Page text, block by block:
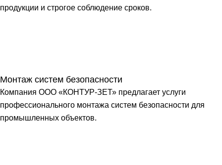
продукции и строгое соблюдение сроков.
Монтаж систем безопасности
Компания ООО «КОНТУР-ЗЕТ» предлагает услуги
профессионального монтажа систем безопасности для
промышленных объектов.